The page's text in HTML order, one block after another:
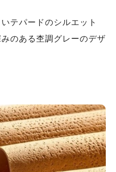
テパードのシルエット
のある杢調グレーのデザ